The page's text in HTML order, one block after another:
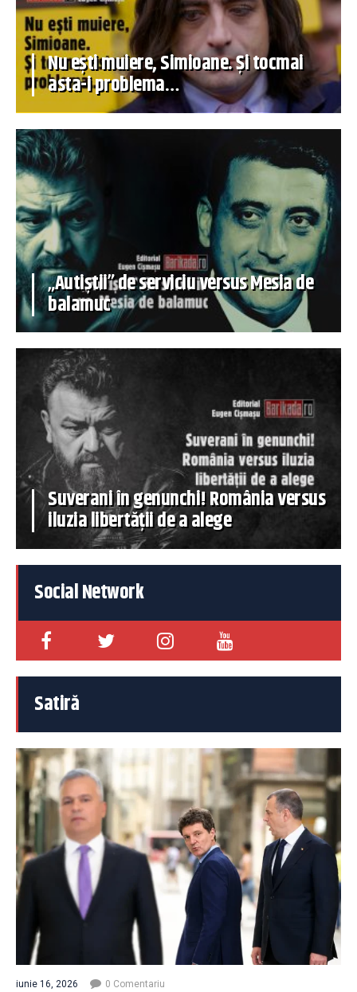
Nu ești muiere, Simioane. Și tocmai
asta-i problema…
„Autiștii” de serviciu versus Mesia de
balamuc
Suverani în genunchi! România versus
iluzia libertății de a alege
Social Network
Satiră
iunie 16, 2026 0 Comentariu